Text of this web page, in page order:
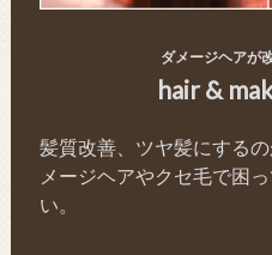
ダメージヘアが
hair &
髪質改善、ツヤ髪にする
メージヘアやクセ毛で困
い。